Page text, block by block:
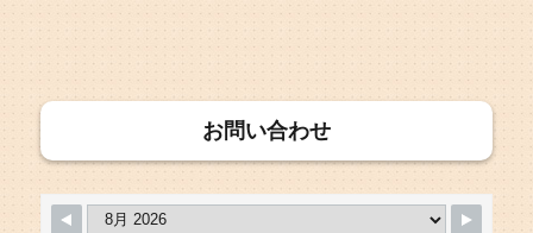
お問い合わせ